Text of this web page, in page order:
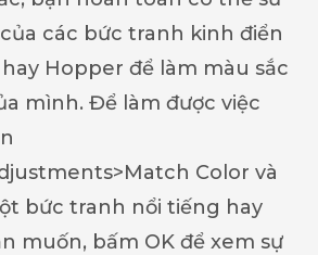
các bức tranh kinh điển
Hopper để làm màu sắc
mình. Để làm được việc
Color và
bức tranh nổi tiếng hay
muốn, bấm OK để xem sự